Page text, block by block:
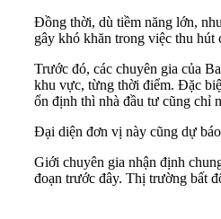
Đồng thời, dù tiềm năng lớn,
gây khó khăn trong việc thu hút
Trước đó, các chuyên gia của
khu vực, từng thời điểm. Đặc
ổn định thì nhà đầu tư cũng chỉ
Đại diện đơn vị này cũng dự
Giới chuyên gia nhận định
đoạn trước đây. Thị trường bất